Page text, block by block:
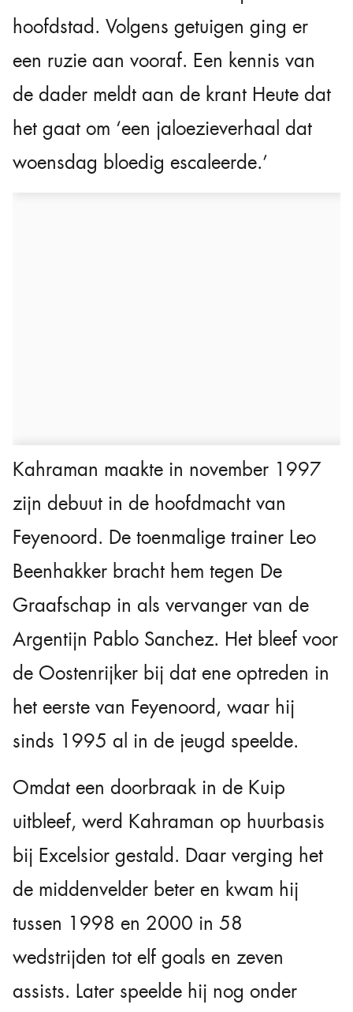
hoofdstad. Volgens getuigen ging er
een ruzie aan vooraf. Een kennis van
de dader meldt aan de krant Heute dat
het gaat om ‘een jaloezieverhaal dat
woensdag bloedig escaleerde.’
Kahraman maakte in november 1997
zijn debuut in de hoofdmacht van
Feyenoord. De toenmalige trainer Leo
Beenhakker bracht hem tegen De
Graafschap in als vervanger van de
Argentijn Pablo Sanchez. Het bleef voor
de Oostenrijker bij dat ene optreden in
het eerste van Feyenoord, waar hij
sinds 1995 al in de jeugd speelde.
Omdat een doorbraak in de Kuip
uitbleef, werd Kahraman op huurbasis
bij Excelsior gestald. Daar verging het
de middenvelder beter en kwam hij
tussen 1998 en 2000 in 58
wedstrijden tot elf goals en zeven
assists. Later speelde hij nog onder